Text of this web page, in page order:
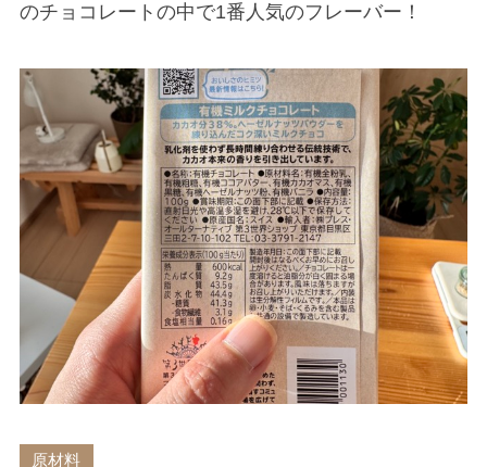
のチョコレートの中で1番人気のフレーバー！
原材料